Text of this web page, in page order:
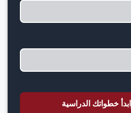
خطواتك الدراسية